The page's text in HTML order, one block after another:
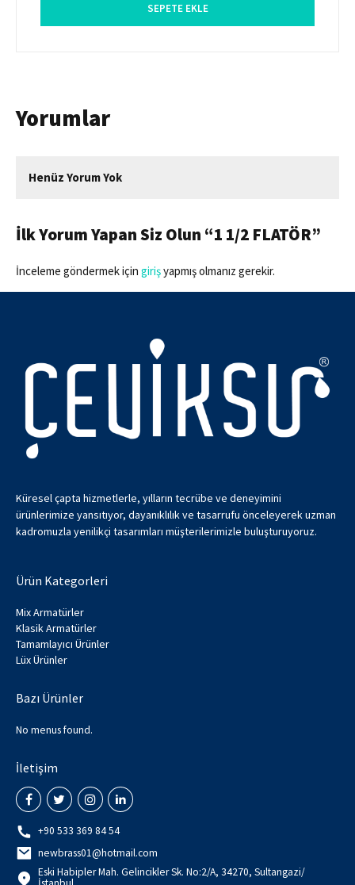
SEPETE EKLE
Yorumlar
Henüz Yorum Yok
İlk Yorum Yapan Siz Olun “1 1/2 FLATÖR”
İnceleme göndermek için girişyapmış olmanız gerekir.
Küresel çapta hizmetlerle, yılların tecrübe ve deneyimini
ürünlerimize yansıtıyor, dayanıklılık ve tasarrufu önceleyerek uzman
kadromuzla yenilikçi tasarımları müşterilerimizle buluşturuyoruz.
Ürün Kategorleri
Mix Armatürler
Klasik Armatürler
Tamamlayıcı Ürünler
Lüx Ürünler
Bazı Ürünler
No menus found.
İletişim
+90 533 369 84 54
newbrass01@hotmail.com
Eski Habipler Mah. Gelincikler Sk. No:2/A, 34270, Sultangazi/